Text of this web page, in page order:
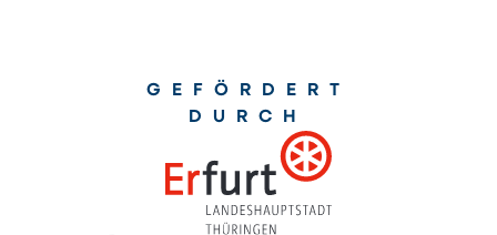
GEFÖRDERT
DURCH